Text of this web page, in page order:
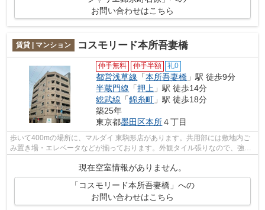
お問い合わせはこちら
賃貸 | マンション コスモリード本所吾妻橋
仲手無料 仲手半額 礼0
都営浅草線 「本所吾妻橋 」駅 徒歩9分
半蔵門線 「押上 」駅 徒歩14分
総武線 「錦糸町 」駅 徒歩18分
築25年
東京都墨田区本所４丁目
歩いて400mの場所に、マルダイ 東駒形店があります。共用部には敷地内ご
み置き場・エレベータなどが揃っております。外観タイル張りなので、強度
現在空室情報がありません。
「コスモリード本所吾妻橋」への
お問い合わせはこちら